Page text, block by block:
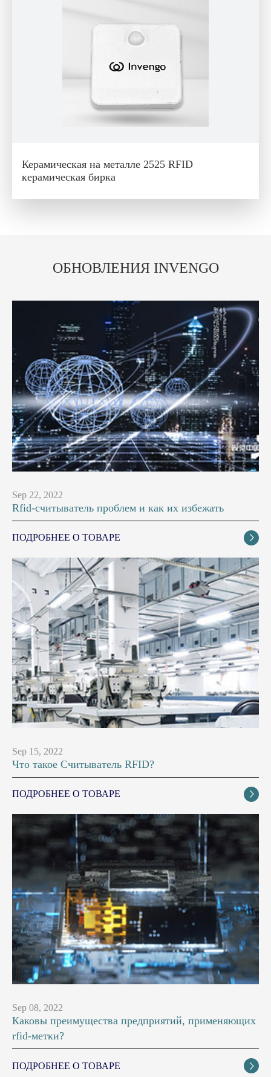
Керамическая на металле 2525 RFID
керамическая бирка
ОБНОВЛЕНИЯ INVENGO
Sep 22, 2022
Rfid-считыватель проблем и как их избежать
ПОДРОБНЕЕ О ТОВАРЕ 
Sep 15, 2022
Что такое Считыватель RFID?
ПОДРОБНЕЕ О ТОВАРЕ 
Sep 08, 2022
Каковы преимущества предприятий, применяющих
rfid-метки?
ПОДРОБНЕЕ О ТОВАРЕ 